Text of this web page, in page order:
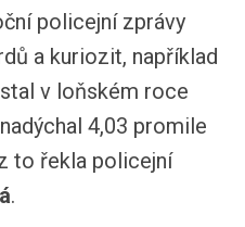
policejní zprávy
a kuriozit, například
v loňském roce
4,03 promile
to řekla policejní
.